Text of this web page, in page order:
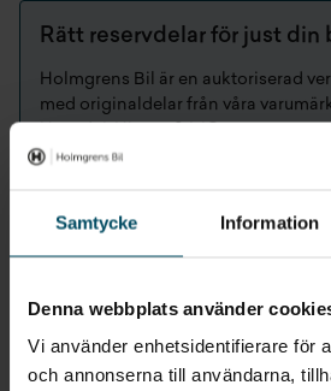
Samtycke Information
Denna webbplats använder
Vi använder enhetsidentifierare för
och annonserna till användarna,
Rätt reservdelar för just din
Holmgrens Bil är en auktoriserad
med originaldelar från våra
Original reservdelar
Garantier på orginaldelar
Holmgrens Bil erbjuder 7 dagars
returvillkor